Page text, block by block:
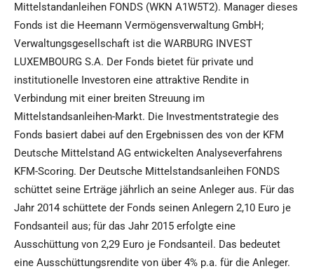
Mittelstandanleihen FONDS (WKN A1W5T2). Manager dieses
Fonds ist die Heemann Vermögensverwaltung GmbH;
Verwaltungsgesellschaft ist die WARBURG INVEST
LUXEMBOURG S.A. Der Fonds bietet für private und
institutionelle Investoren eine attraktive Rendite in
Verbindung mit einer breiten Streuung im
Mittelstandsanleihen-Markt. Die Investmentstrategie des
Fonds basiert dabei auf den Ergebnissen des von der KFM
Deutsche Mittelstand AG entwickelten Analyseverfahrens
KFM-Scoring. Der Deutsche Mittelstandsanleihen FONDS
schüttet seine Erträge jährlich an seine Anleger aus. Für das
Jahr 2014 schüttete der Fonds seinen Anlegern 2,10 Euro je
Fondsanteil aus; für das Jahr 2015 erfolgte eine
Ausschüttung von 2,29 Euro je Fondsanteil. Das bedeutet
eine Ausschüttungsrendite von über 4% p.a. für die Anleger.